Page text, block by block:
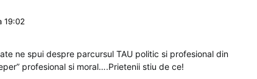
19:02
ne spui despre parcursul TAU politic si profesional din
profesional si moral….Prietenii stiu de ce!